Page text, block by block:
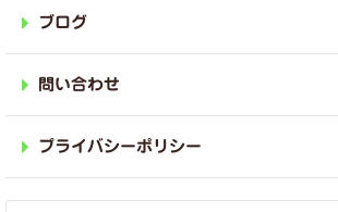
ブログ
問い合わせ
プライバシーポリシー